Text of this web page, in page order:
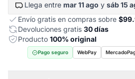
Llega entre mar 11 ago y sáb 15
Envío gratis en compras sobre
Devoluciones gratis 30 días
Producto 100% original
Pago seguro WebPay